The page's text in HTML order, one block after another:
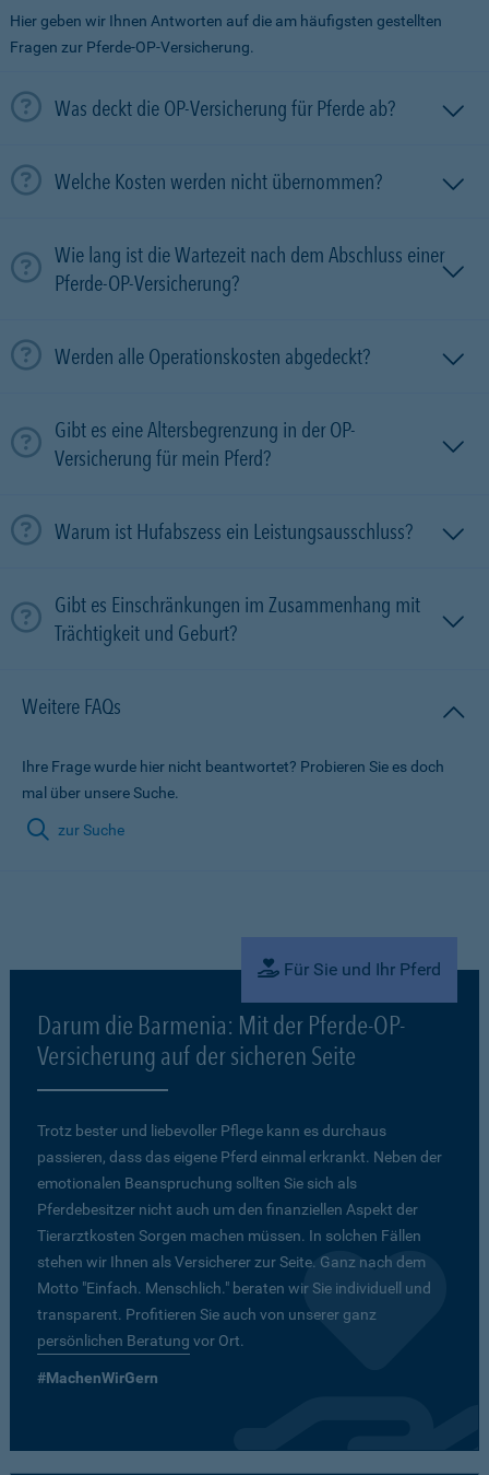
Hier geben wir Ihnen Antworten auf die am häufigsten gestellten
Fragen zur Pferde-OP-Versicherung.
Was deckt die OP-Versicherung für Pferde ab?
Welche Kosten werden nicht übernommen?
Wie lang ist die Wartezeit nach dem Abschluss einer
Pferde-OP-Versicherung?
Werden alle Operationskosten abgedeckt?
Gibt es eine Altersbegrenzung in der OP-
Versicherung für mein Pferd?
Warum ist Hufabszess ein Leistungsausschluss?
Gibt es Einschränkungen im Zusammenhang mit
Trächtigkeit und Geburt?
Weitere FAQs
Ihre Frage wurde hier nicht beantwortet? Probieren Sie es doch
mal über unsere Suche.
zur Suche
Für Sie und Ihr Pferd
Darum die Barmenia: Mit der Pferde-OP-
Versicherung auf der sicheren Seite
Trotz bester und liebevoller Pflege kann es durchaus
passieren, dass das eigene Pferd einmal erkrankt. Neben der
emotionalen Beanspruchung sollten Sie sich als
Pferdebesitzer nicht auch um den finanziellen Aspekt der
Tierarztkosten Sorgen machen müssen. In solchen Fällen
stehen wir Ihnen als Versicherer zur Seite. Ganz nach dem
Motto "Einfach. Menschlich." beraten wir Sie individuell und
transparent. Profitieren Sie auch von unserer ganz
persönlichen Beratung vor Ort.
#MachenWirGern